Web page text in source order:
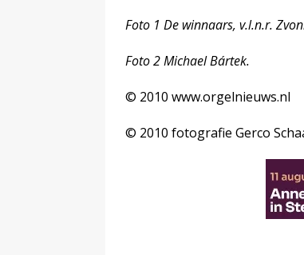
Foto 1 De winnaars, v.l.n.r.
Foto 2 Michael Bártek.
© 2010 www.orgelnieuws.nl
© 2010 fotografie Gerco